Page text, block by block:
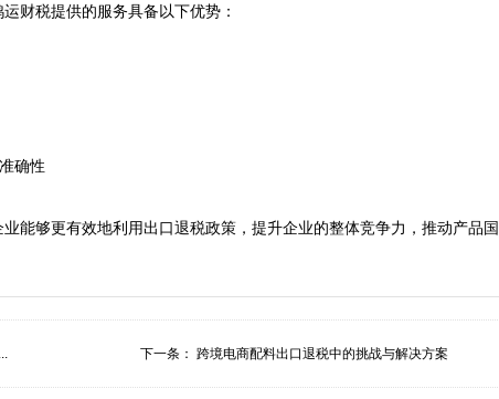
财税提供的服务具备以下优势：
确性
能够更有效地利用出口退税政策，提升企业的整体竞争力，推动产品
下一条： 跨境电商配料出口退税中的挑战与解决方案